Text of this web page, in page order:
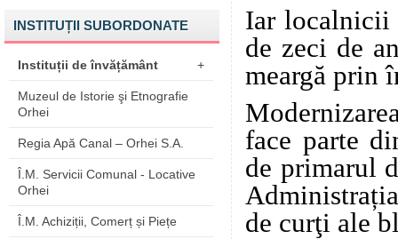
INSTITUȚII SUBORDONATE
Instituții de învățământ +
Muzeul de Istorie şi Etnografie
Orhei
Regia Apă Canal – Orhei S.A.
Î.M. Servicii Comunal - Locative
Orhei
Î.M. Achiziții, Comerț și Piețe
Iar localnicii
de zeci de
meargă prin
face parte
de primarul
de curţi ale